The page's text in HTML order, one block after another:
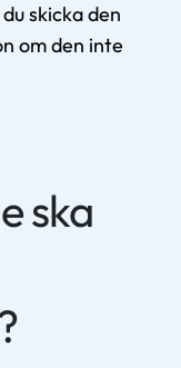
skicka den
om den inte
ska